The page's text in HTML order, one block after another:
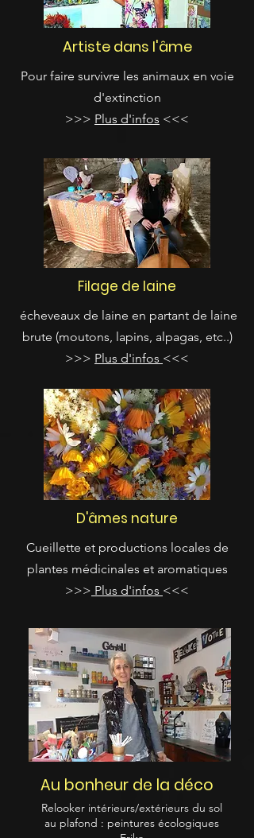
Artiste dans l'âme
Pour faire survivre les animaux en voie
d'extinction
>>> Plus d'infos <<<
Filage de laine
écheveaux de laine en partant de laine
brute (moutons, lapins, alpagas, etc..)
>>> Plus d'infos <<<
D'âmes nature
Cueillette et productions locales de
plantes médicinales et aromatiques
>>> Plus d'infos <<<
Au bonheur de la déco
Relooker intérieurs/extérieurs du sol
au plafond : peintures écologiques